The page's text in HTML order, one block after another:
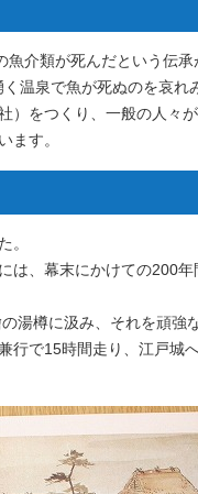
介類が死んだという伝承
温泉で魚が死ぬのを哀れ
）をつくり、一般の人々
ます。
。
は、幕末にかけての200
湯樽に汲み、それを頑強
行で15時間走り、江戸城